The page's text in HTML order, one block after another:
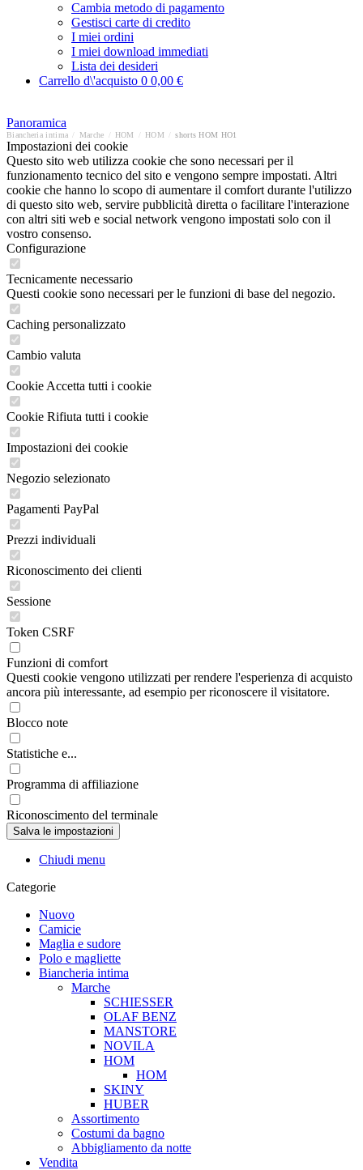
Cambia metodo di pagamento
Gestisci carte di credito
I miei ordini
I miei download immediati
Lista dei desideri
Carrello d\'acquisto 0 0,00 €
Panoramica
Biancheria intima Marche HOM HOM shorts HOM HO1
Impostazioni dei cookie
Questo sito web utilizza cookie che sono necessari per il
funzionamento tecnico del sito e vengono sempre impostati. Altri
cookie che hanno lo scopo di aumentare il comfort durante l'utilizzo
di questo sito web, servire pubblicità diretta o facilitare l'interazione
con altri siti web e social network vengono impostati solo con il
vostro consenso.
Configurazione
Tecnicamente necessario
Questi cookie sono necessari per le funzioni di base del negozio.
Caching personalizzato
Cambio valuta
Cookie Accetta tutti i cookie
Cookie Rifiuta tutti i cookie
Impostazioni dei cookie
Negozio selezionato
Pagamenti PayPal
Prezzi individuali
Riconoscimento dei clienti
Sessione
Token CSRF
Funzioni di comfort
Questi cookie vengono utilizzati per rendere l'esperienza di acquisto
ancora più interessante, ad esempio per riconoscere il visitatore.
Blocco note
Statistiche e...
Programma di affiliazione
Riconoscimento del terminale
Chiudi menu
Categorie
Nuovo
Camicie
Maglia e sudore
Polo e magliette
Biancheria intima
Marche
SCHIESSER
OLAF BENZ
MANSTORE
NOVILA
HOM
HOM
SKINY
HUBER
Assortimento
Costumi da bagno
Abbigliamento da notte
Vendita